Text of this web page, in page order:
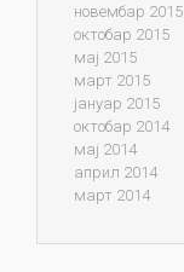
новембар 2015
октобар 2015
мај 2015
март 2015
јануар 2015
октобар 2014
мај 2014
април 2014
март 2014